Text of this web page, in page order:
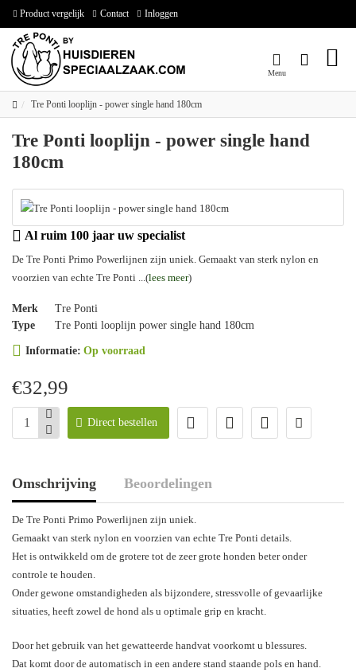
Product vergelijk Contact Inloggen
Tre Ponti looplijn - power single hand 180cm
Tre Ponti looplijn - power single hand
180cm
Al ruim 100 jaar uw specialist
De Tre Ponti Primo Powerlijnen zijn uniek. Gemaakt van sterk nylon en
voorzien van echte Tre Ponti ...(lees meer)
Merk
Tre Ponti
Type
Tre Ponti looplijn power single hand 180cm
Informatie: Op voorraad
€32,99
Direct bestellen
Omschrijving Beoordelingen
De Tre Ponti Primo Powerlijnen zijn uniek.
Gemaakt van sterk nylon en voorzien van echte Tre Ponti details.
Het is ontwikkeld om de grotere tot de zeer grote honden beter onder
controle te houden.
Onder gewone omstandigheden als bijzondere, stressvolle of gevaarlijke
situaties, heeft zowel de hond als u optimale grip en kracht.
Door het gebruik van het gewatteerde handvat voorkomt u blessures.
Dat komt door de automatisch in een andere stand staande pols en hand.